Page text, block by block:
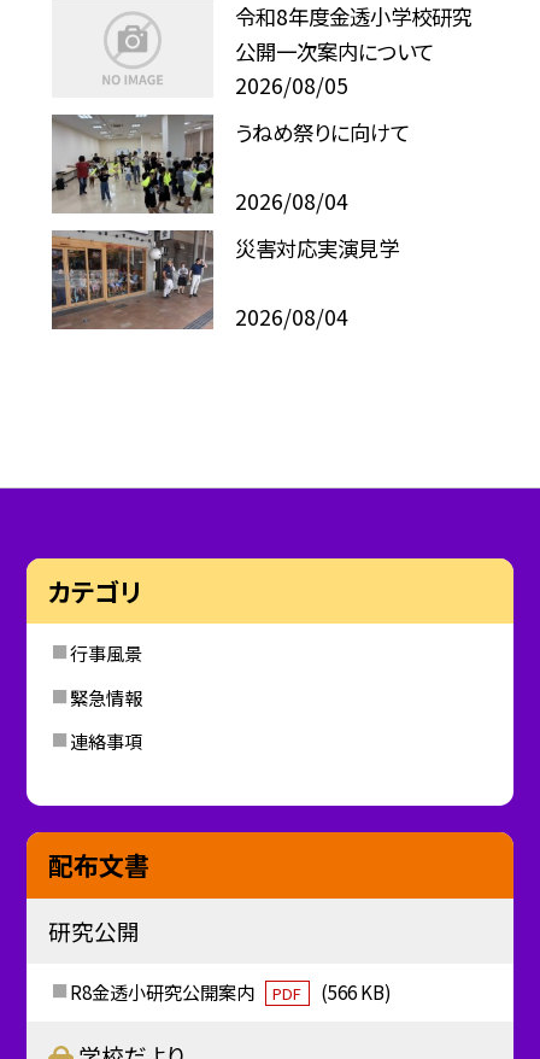
令和8年度金透小学校研究
公開一次案内について
2026/08/05
うねめ祭りに向けて
2026/08/04
災害対応実演見学
2026/08/04
カテゴリ
行事風景
緊急情報
連絡事項
配布文書
研究公開
R8金透小研究公開案内 PDF (566 KB)